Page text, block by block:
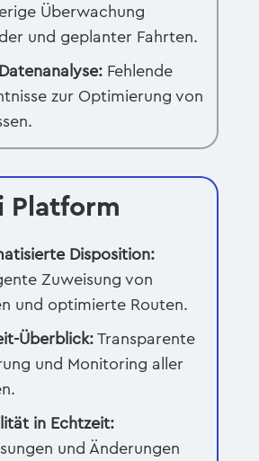
Überwachung
und geplanter Fahrten.
Fehlende
zur Optimierung von
Platform
Disposition:
Zuweisung von
und optimierte Routen.
Überblick:Transparente
und Monitoring aller
in Echtzeit:
und Änderungen